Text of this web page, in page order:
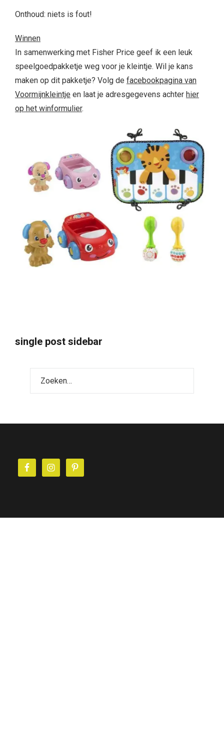
Onthoud: niets is fout!
Winnen
In samenwerking met Fisher Price geef ik een leuk
speelgoedpakketje weg voor je kleintje. Wil je kans
maken op dit pakketje? Volg de facebookpagina van
Voormijnkleintje en laat je adresgegevens achter hier
op het winformulier.
single post sidebar